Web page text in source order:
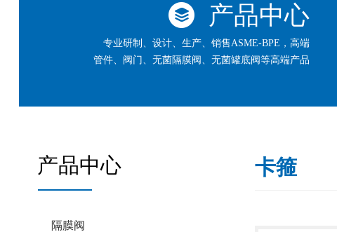
产品中心
专业研制、设计、生产、销售ASME-BPE，高端
管件、阀门、无菌隔膜阀、无菌罐底阀等高端产品
产品中心
隔膜阀
卡箍